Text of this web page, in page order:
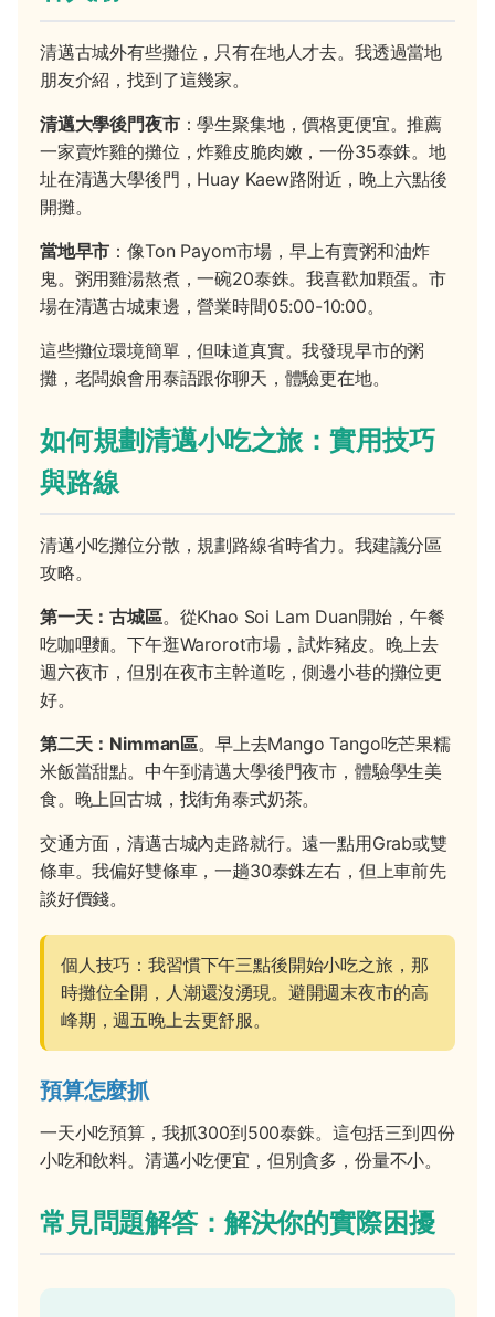
清邁古城外有些攤位，只有在地人才去。我透過當地
朋友介紹，找到了這幾家。
清邁大學後門夜市：學生聚集地，價格更便宜。推薦
一家賣炸雞的攤位，炸雞皮脆肉嫩，一份35泰銖。地
址在清邁大學後門，Huay Kaew路附近，晚上六點後
開攤。
當地早市 ：像Ton Payom市場，早上有賣粥和油炸
鬼。粥用雞湯熬煮，一碗20泰銖。我喜歡加顆蛋。市
場在清邁古城東邊，營業時間05:00-10:00。
這些攤位環境簡單，但味道真實。我發現早市的粥
攤，老闆娘會用泰語跟你聊天，體驗更在地。
如何規劃清邁小吃之旅：實用技巧
與路線
清邁小吃攤位分散，規劃路線省時省力。我建議分區
攻略。
第一天：古城區。從Khao Soi Lam Duan開始，午餐
吃咖哩麵。下午逛Warorot市場，試炸豬皮。晚上去
週六夜市，但別在夜市主幹道吃，側邊小巷的攤位更
好。
第二天：Nimman區。早上去Mango Tango吃芒果糯
米飯當甜點。中午到清邁大學後門夜市，體驗學生美
食。晚上回古城，找街角泰式奶茶。
交通方面，清邁古城內走路就行。遠一點用Grab或雙
條車。我偏好雙條車，一趟30泰銖左右，但上車前先
談好價錢。
個人技巧：我習慣下午三點後開始小吃之旅，那
時攤位全開，人潮還沒湧現。避開週末夜市的高
峰期，週五晚上去更舒服。
預算怎麼抓
一天小吃預算，我抓300到500泰銖。這包括三到四份
小吃和飲料。清邁小吃便宜，但別貪多，份量不小。
常見問題解答：解決你的實際困擾